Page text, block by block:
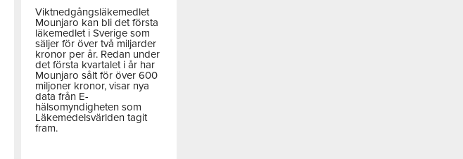
Viktnedgångsläkemedlet
Mounjaro kan bli det första
läkemedlet i Sverige som
säljer för över två miljarder
kronor per år. Redan under
det första kvartalet i år har
Mounjaro sålt för över 600
miljoner kronor, visar nya
data från E-
hälsomyndigheten som
Läkemedelsvärlden tagit
fram.